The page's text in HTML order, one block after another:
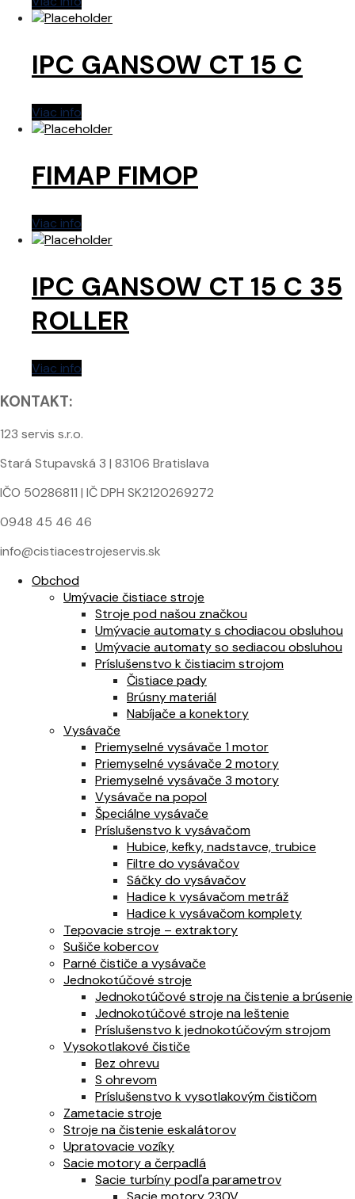
IPC GANSOW CT 15 C
Viac info
FIMAP FIMOP
Viac info
IPC GANSOW CT 15 C 35
ROLLER
Viac info
KONTAKT:
123 servis s.r.o.
Stará Stupavská 3 | 83106 Bratislava
IČO 50286811 | IČ DPH SK2120269272
0948 45 46 46
info@cistiacestrojeservis.sk
Obchod
Umývacie čistiace stroje
Stroje pod našou značkou
Umývacie automaty s chodiacou obsluhou
Umývacie automaty so sediacou obsluhou
Príslušenstvo k čistiacim strojom
Čistiace pady
Brúsny materiál
Nabíjače a konektory
Vysávače
Priemyselné vysávače 1 motor
Priemyselné vysávače 2 motory
Priemyselné vysávače 3 motory
Vysávače na popol
Špeciálne vysávače
Príslušenstvo k vysávačom
Hubice, kefky, nadstavce, trubice
Filtre do vysávačov
Sáčky do vysávačov
Hadice k vysávačom metráž
Hadice k vysávačom komplety
Tepovacie stroje – extraktory
Sušiče kobercov
Parné čističe a vysávače
Jednokotúčové stroje
Jednokotúčové stroje na čistenie a brúsenie
Jednokotúčové stroje na leštenie
Príslušenstvo k jednokotúčovým strojom
Vysokotlakové čističe
Bez ohrevu
S ohrevom
Príslušenstvo k vysotlakovým čističom
Zametacie stroje
Stroje na čistenie eskalátorov
Upratovacie vozíky
Sacie motory a čerpadlá
Sacie turbíny podľa parametrov